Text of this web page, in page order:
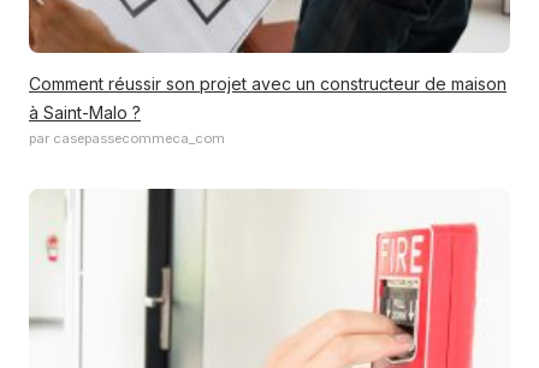
Comment réussir son projet avec un constructeur de maison
à Saint-Malo ?
par casepassecommeca_com